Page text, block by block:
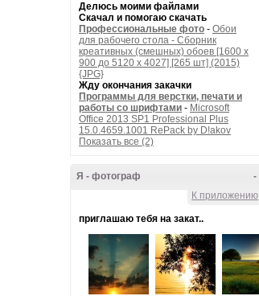
Делюсь моими файлами
Скачал и помогаю скачать
Профессиональные фото - Обои
для рабочего стола - Сборник
креативных (смешных) обоев [1600 x
900 до 5120 x 4027] [265 шт] (2015)
{JPG}
Жду окончания закачки
Программы для верстки, печати и
работы со шрифтами - Microsoft
Office 2013 SP1 Professional Plus
15.0.4659.1001 RePack by D!akov
Показать все (2)
-
Я - фотограф
К приложению
приглашаю тебя на закат..